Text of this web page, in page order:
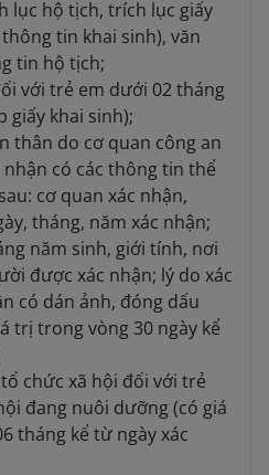
lục hộ tịch, trích lục giấy
tin khai sinh), văn
tin hộ tịch;
với trẻ em dưới 02 tháng
giấy khai sinh);
thân do cơ quan công an
nhận có các thông tin thể
cơ quan xác nhận,
tháng, năm xác nhận;
năm sinh, giới tính, nơi
được xác nhận; lý do xác
có dán ảnh, đóng dấu
trị trong vòng 30 ngày kể
chức xã hội đối với trẻ
đang nuôi dưỡng (có giá
tháng kể từ ngày xác